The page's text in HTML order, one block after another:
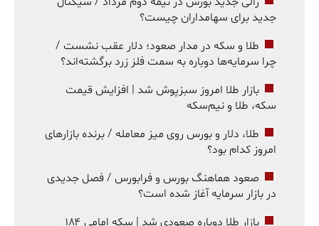
جدید برای سهامداران چیست؟
طلا و سکه در مدار صعود؛ دلار عقب نشست /
چرا سرمایه‌ها دوباره به سمت فلز زرد برگشته‌اند؟
بازار طلا امروز سبزپوش شد | افزایش قیمت
سکه، طلا و نیم‌سکه
طلا، دلار و بورس روی میز معامله / برنده بازارهای
امروز کدام بود؟
صعود هماهنگ بورس و فرابورس / فصل جدیدی
در بازار سرمایه آغاز شده است؟
بازار طلا دوباره صعودی شد | سکه امامی ۱۸۴